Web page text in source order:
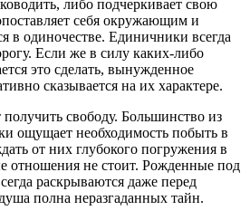
либо подчеркивает свою
себя окружающим и
в одиночестве. Единичники всегда
Если же в силу каких-либо
это сделать, вынужденное
сказывается на их характере.
свободу. Большинство из
ощущает необходимость побыть в
от них глубокого погружения в
отношения не стоит. Рожденные под
раскрываются даже перед
полна неразгаданных тайн.